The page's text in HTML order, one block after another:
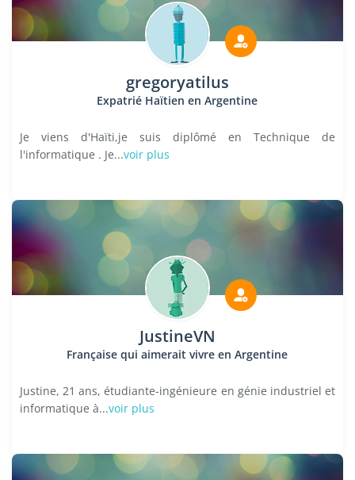
gregoryatilus
Expatrié Haïtien en Argentine
Je viens d'Haïti,je suis diplômé en Technique de
l'informatique . Je...voir plus
JustineVN
Française qui aimerait vivre en Argentine
Justine, 21 ans, étudiante-ingénieure en génie industriel et
informatique à...voir plus